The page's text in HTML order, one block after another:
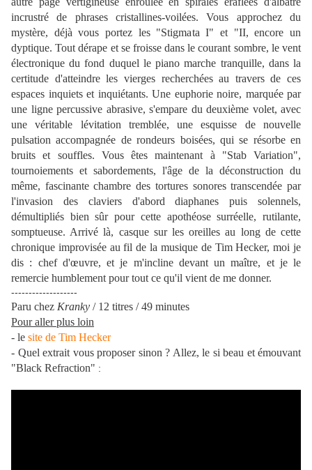
incrustré de phrases cristallines-voilées. Vous approchez du
mystère, déjà vous portez les "Stigmata I" et "II, encore un
dyptique. Tout dérape et se froisse dans le courant sombre, le vent
électronique du fond duquel le piano marche tranquille, dans la
certitude d'atteindre les vierges recherchées au travers de ces
espaces inquiets et inquiétants. Une euphorie noire, marquée par
une ligne percussive abrasive, s'empare du deuxième volet, avec
une véritable lévitation tremblée, une esquisse de nouvelle
pulsation accompagnée de rondeurs boisées, qui se résorbe en
bruits et souffles. Vous êtes maintenant à "Stab Variation",
tournoiements et sabordements, l'âge de la déconstruction du
même, fascinante chambre des tortures sonores transcendée par
l'invasion des claviers d'abord diaphanes puis solennels,
démultipliés bien sûr pour cette apothéose surréelle, rutilante,
somptueuse. Arrivé là, casque sur les oreilles au long de cette
chronique improvisée au fil de la musique de Tim Hecker, moi je
dis : chef d'œuvre, et je m'incline devant un maître, et je le
remercie humblement pour tout ce qu'il vient de me donner.
-------------------
Paru chez Kranky / 12 titres / 49 minutes
Pour aller plus loin
- le site de Tim Hecker
- Quel extrait vous proposer sinon ? Allez, le si beau et émouvant
"Black Refraction" :